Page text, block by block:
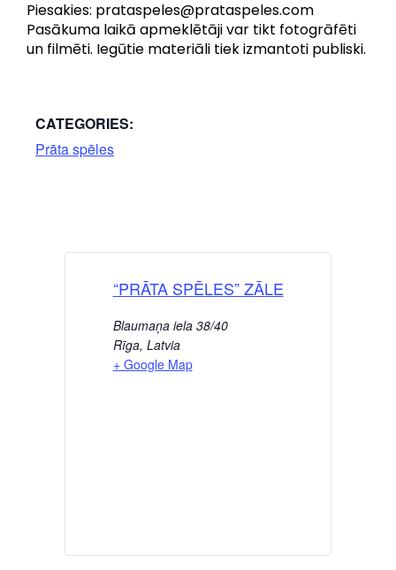
Piesakies: prataspeles@prataspeles.com
Pasākuma laikā apmeklētāji var tikt fotogrāfēti
un filmēti. Iegūtie materiāli tiek izmantoti publiski.
CATEGORIES:
Prāta spēles
“PRĀTA SPĒLES” ZĀLE
Blaumaņa iela 38/40
Rīga, Latvia
+ Google Map